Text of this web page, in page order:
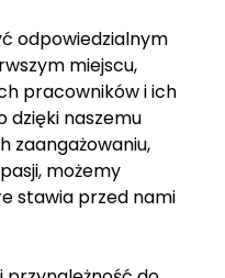
odpowiedzialnym
miejscu,
pracowników i ich
dzięki naszemu
zaangażowaniu,
możemy
stawia przed nami